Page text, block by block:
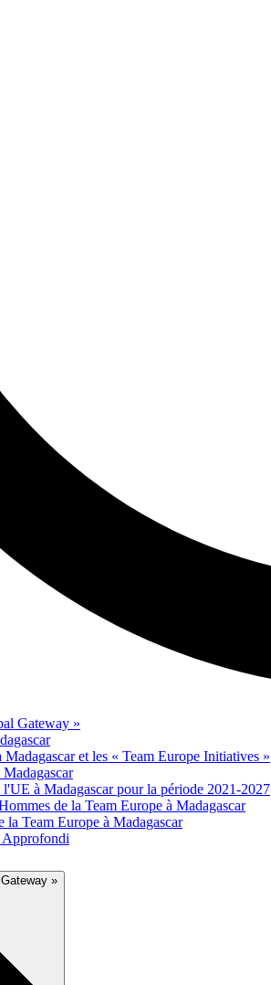
Gateway »
et les « Team Europe Initiatives »
à Madagascar pour la période 2021-2027
de la Team Europe à Madagascar
Team Europe à Madagascar
Approfondi
»